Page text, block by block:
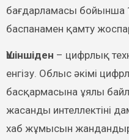
бағдарламасы бойынша
баспанамен қамту
Үшіншіден – цифрлық
енгізу. Облыс әкімі
басқармасына ұялы
жасанды интеллектіні
хаб жұмысын